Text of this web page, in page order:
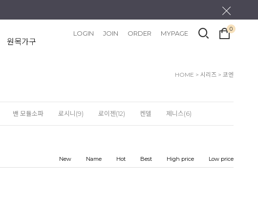
원목가구
LOGIN JOIN ORDER MYPAGE
0
HOME > 시리즈 > 코엔
밴 모듈소파 로시니(9) 로이젠(12) 켄델 제니스(6)
New Name Hot Best High price Low price